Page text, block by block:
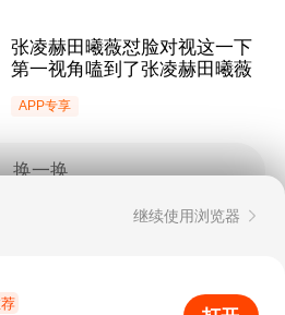
张凌赫田曦薇怼脸对视这一下
第一视角嗑到了张凌赫田曦薇
APP专享
换一换
继续使用浏览器